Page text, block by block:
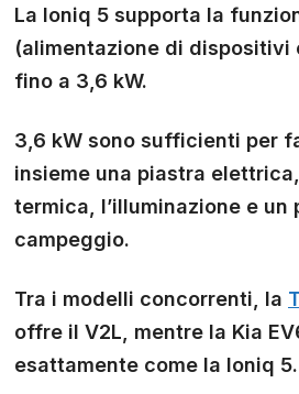
La Ioniq 5 supporta la
(alimentazione di dispositivi
fino a 3,6 kW.
3,6 kW sono sufficienti per
insieme una piastra
termica, l’illuminazione e un
campeggio.
Tra i modelli concorrenti, la
offre il V2L, mentre la Kia
esattamente come la Ioniq 5.